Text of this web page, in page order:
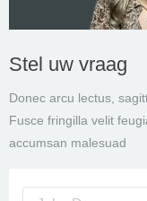
Stel uw vraag
Donec arcu lectus,
Fusce fringilla velit
accumsan malesuad